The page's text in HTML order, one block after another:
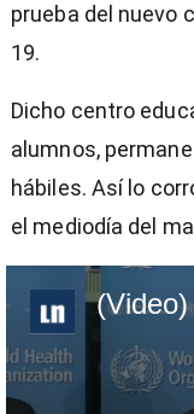
prueba del nuevo
19.
Dicho centro
alumnos,
hábiles. Así lo
el mediodía del